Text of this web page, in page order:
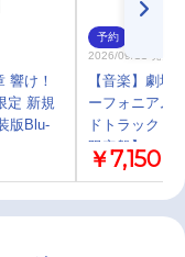
響け！
定 新規
版Blu-
予約
2026/09/11 発売
【音楽】劇場
ーフォニアム
ドトラック「
限定盤】
￥7,150